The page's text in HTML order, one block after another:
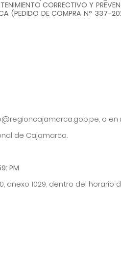
CORRECTIVO Y
(PEDIDO DE COMPRA N° 337-
o en
de Cajamarca.
PM
anexo 1029, dentro del horario